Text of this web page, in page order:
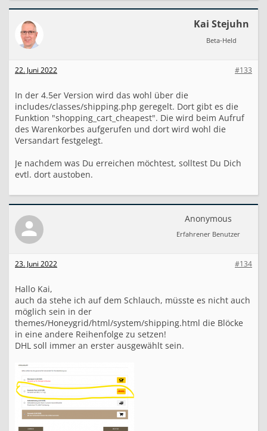
Kai Stejuhn
Beta-Held
#133
22. Juni 2022
In der 4.5er Version wird das wohl über die
includes/classes/shipping.php geregelt. Dort gibt es die
Funktion "shopping_cart_cheapest". Die wird beim Aufruf
des Warenkorbes aufgerufen und dort wird wohl die
Versandart festgelegt.
Je nachdem was Du erreichen möchtest, solltest Du Dich
evtl. dort austoben.
Anonymous
Erfahrener Benutzer
#134
23. Juni 2022
Hallo Kai,
auch da stehe ich auf dem Schlauch, müsste es nicht auch
möglich sein in der
themes/Honeygrid/html/system/shipping.html die Blöcke
in eine andere Reihenfolge zu setzen!
DHL soll immer an erster ausgewählt sein.